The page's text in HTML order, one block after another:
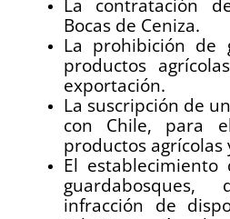
La contratación
Bocas de Ceniza.
La prohibición de
productos
exportación.
La suscripción de
con Chile, para
productos agrícolas
El
infracción de